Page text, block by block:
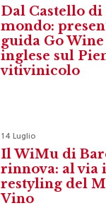
Dal Castello
mondo:
guida Go
inglese sul
vitivinicolo
14 Luglio
Il WiMu di
rinnova: al via
restyling del
Vino